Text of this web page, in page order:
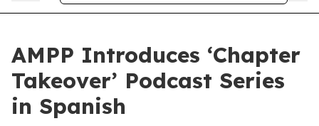
AMPP Introduces ‘Chapter
Takeover’ Podcast Series
in Spanish